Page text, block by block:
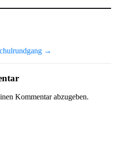
→
Kommentar abzugeben.